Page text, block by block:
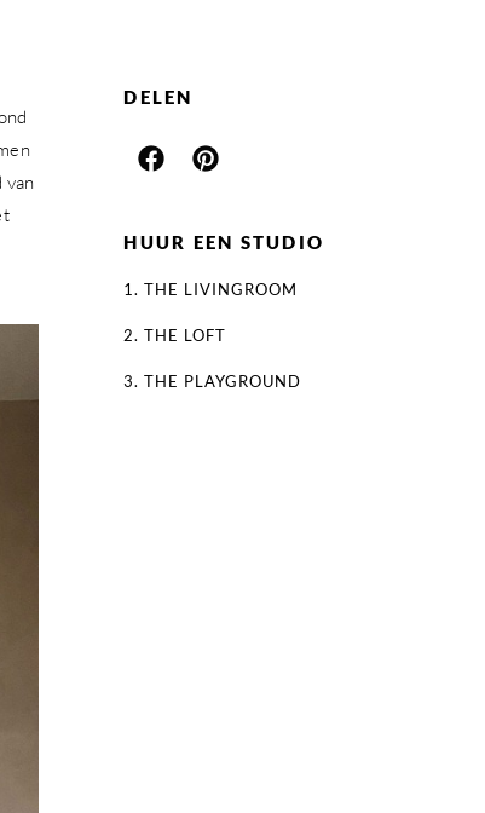
DELEN
HUUR EEN STUDIO
1. THE LIVINGROOM
2. THE LOFT
3. THE PLAYGROUND